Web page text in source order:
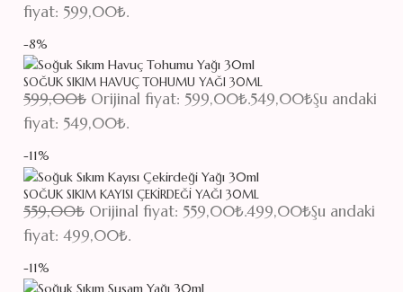
fiyat: 599,00₺.
-8%
SOĞUK SIKIM HAVUÇ TOHUMU YAĞI 30ML
599,00₺ Orijinal fiyat: 599,00₺.549,00₺Şu andaki
fiyat: 549,00₺.
-11%
SOĞUK SIKIM KAYISI ÇEKIRDEĞI YAĞI 30ML
559,00₺ Orijinal fiyat: 559,00₺.499,00₺Şu andaki
fiyat: 499,00₺.
-11%